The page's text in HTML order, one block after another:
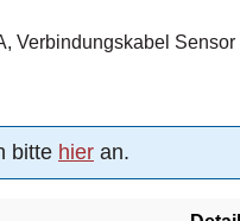
Verbindungskabel
bitte hier an.